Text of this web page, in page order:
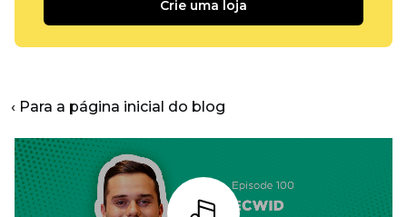
Crie uma loja
‹ Para a página inicial do blog